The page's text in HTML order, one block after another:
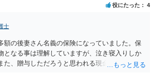
りを持ちたくないとのことでしたら、親族の意
て提出しておけば良いかも知れません。 後見人
否している親族にあえて連絡をしてくる可能性
。 以上、ご参考になさってください。
役にたった 4
士
額の後妻さん名義の保険になっていました。保
となる事は理解していますが、泣き寝入りしか
た、贈与しただろうと思われる現金の引き出し